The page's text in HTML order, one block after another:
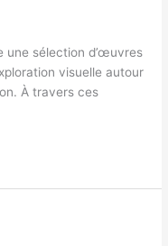
une sélection d’œuvres
visuelle autour
À travers ces